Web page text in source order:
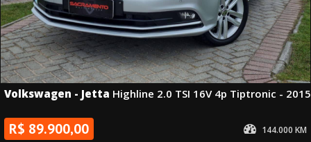
Volkswagen - Jetta Highline 2.0 TSI 16V 4p Tiptronic - 2015
R$ 89.900,00 144.000 KM